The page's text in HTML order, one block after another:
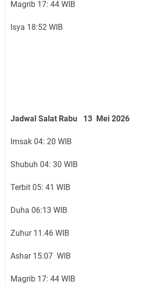
Magrib 17: 44 WIB
Isya 18:52 WIB
Jadwal Salat Rabu 13 Mei 2026
Imsak 04: 20 WIB
Shubuh 04: 30 WIB
Terbit 05: 41 WIB
Duha 06:13 WIB
Zuhur 11.46 WIB
Ashar 15:07 WIB
Magrib 17: 44 WIB